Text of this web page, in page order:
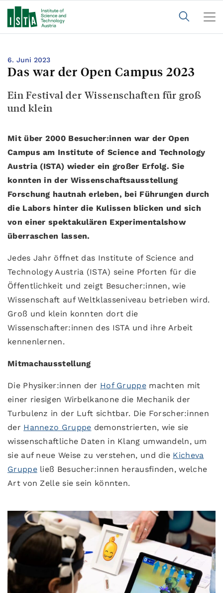
6. Juni 2023
Das war der Open Campus 2023
Ein Festival der Wissenschaften für groß
und klein
Mit über 2000 Besucher:innen war der Open
Campus am Institute of Science and Technology
Austria (ISTA) wieder ein großer Erfolg. Sie
konnten in der Wissenschaftsausstellung
Forschung hautnah erleben, bei Führungen durch
die Labors hinter die Kulissen blicken und sich
von einer spektakulären Experimentalshow
überraschen lassen.
Jedes Jahr öffnet das Institute of Science and
Technology Austria (ISTA) seine Pforten für die
Öffentlichkeit und zeigt Besucher:innen, wie
Wissenschaft auf Weltklasseniveau betrieben wird.
Groß und klein konnten dort die
Wissenschafter:innen des ISTA und ihre Arbeit
kennenlernen.
Mitmachausstellung
Die Physiker:innen der Hof Gruppemachten mit
einer riesigen Wirbelkanone die Mechanik der
Turbulenz in der Luft sichtbar. Die Forscher:innen
der Hannezo Gruppe demonstrierten, wie sie
wissenschaftliche Daten in Klang umwandeln, um
sie auf neue Weise zu verstehen, und die Kicheva
Gruppeließ Besucher:innen herausfinden, welche
Art von Zelle sie sein könnten.